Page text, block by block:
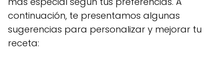
continuación, te presentamos algunas
sugerencias para personalizar y mejorar tu
receta: